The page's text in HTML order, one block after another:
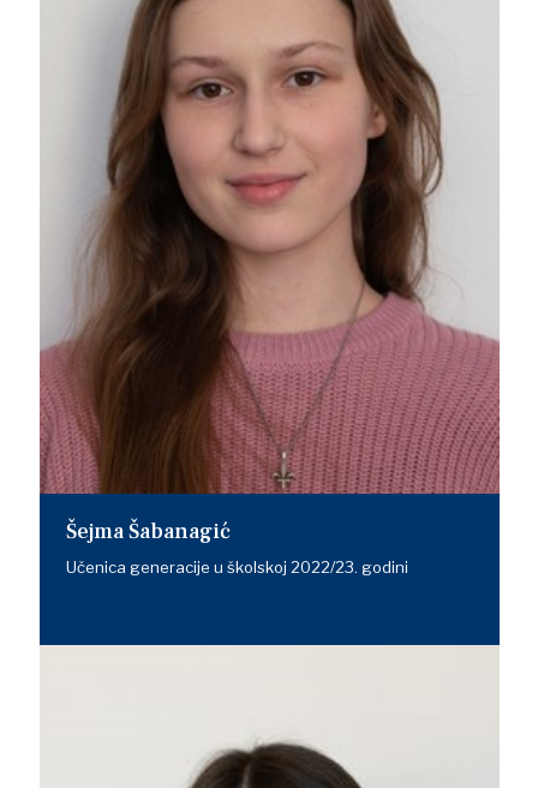
Šejma Šabanagić
Učenica generacije u školskoj 2022/23. godini